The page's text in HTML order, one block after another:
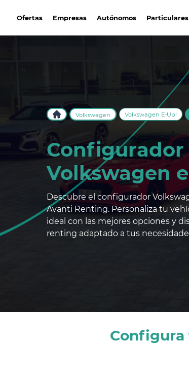
Ofertas Empresas Autónomos Particulares
Volkswagen Volkswagen E-Up!
Configurador
Volkswagen
Descubre el configurador
Avanti Renting. Personaliza tu
ideal con las mejores opciones y
renting adaptado a tus
Configura